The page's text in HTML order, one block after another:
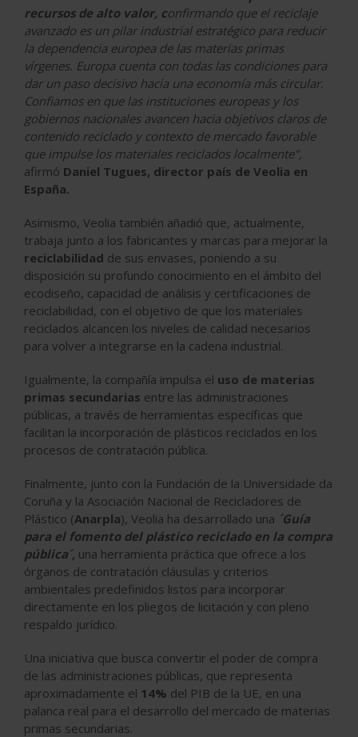
recursos de alto valor, confirmando que el reciclaje
avanzado es un pilar industrial estratégico para reducir
la dependencia europea de las materias primas
vírgenes. Europa cuenta con todas las condiciones para
dar un paso decisivo hacia una economía más circular.
Confiamos en que las instituciones europeas y los
gobiernos nacionales avancen hacia objetivos claros de
contenido reciclado y contexto de mercado favorable
que impulse los materiales reciclados localmente",
afirmó Daniel Tugues, director país de Veolia en
España.
Asimismo, Veolia también añadió que, actualmente,
trabaja junto a los fabricantes y marcas para mejorar la
reciclabilidad de sus envases, poniendo a su
disposición su profundo conocimiento en el ámbito del
ecodiseño, capacidad de análisis y certificaciones de
reciclabilidad, con el objetivo de que los materiales
reciclados alcancen los niveles de calidad necesarios
para volver a integrarse en la cadena industrial.
Igualmente, la compañía impulsa el uso de materias
primas secundarias entre las administraciones
públicas, a través de herramientas específicas que
facilitan la incorporación de plásticos reciclados en los
procesos de contratación pública.
Finalmente, junto con la Fundación de la Universidade da
Coruña y la Asociación Nacional de Recicladores de
Plástico (Anarpla), Veolia ha desarrollado una ´Guía
para el fomento del plástico reciclado en la compra
pública´, una herramienta práctica que ofrece a los
órganos de contratación cláusulas y criterios
ambientales predefinidos listos para incorporar
directamente en los pliegos de licitación y con pleno
respaldo jurídico.
Una iniciativa que busca convertir el poder de compra
de las administraciones públicas, que representa
aproximadamente el 14% del PIB de la UE, en una
palanca real para el desarrollo del mercado de materias
primas secundarias.